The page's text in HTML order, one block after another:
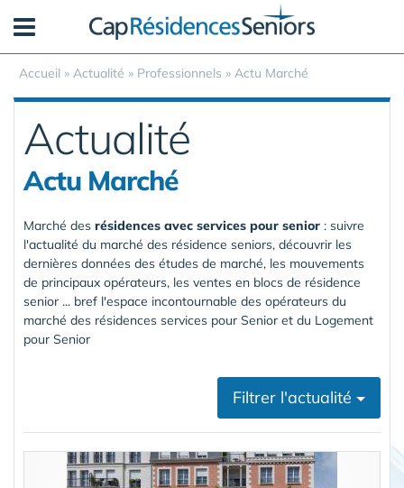
Accueil » Actualité » Professionnels » Actu Marché
Actualité
Actu Marché
Marché des résidences avec services pour senior : suivre
l'actualité du marché des résidence seniors, découvrir les
dernières données des études de marché, les mouvements
de principaux opérateurs, les ventes en blocs de résidence
senior ... bref l'espace incontournable des opérateurs du
marché des résidences services pour Senior et du Logement
pour Senior
Filtrer l'actualité